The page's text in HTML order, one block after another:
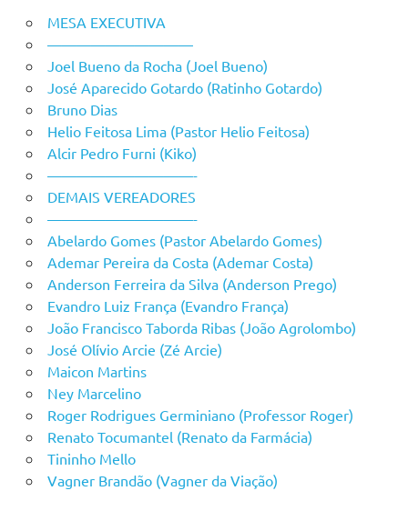
MESA EXECUTIVA
——————————
Joel Bueno da Rocha (Joel Bueno)
José Aparecido Gotardo (Ratinho Gotardo)
Bruno Dias
Helio Feitosa Lima (Pastor Helio Feitosa)
Alcir Pedro Furni (Kiko)
——————————-
DEMAIS VEREADORES
——————————-
Abelardo Gomes (Pastor Abelardo Gomes)
Ademar Pereira da Costa (Ademar Costa)
Anderson Ferreira da Silva (Anderson Prego)
Evandro Luiz França (Evandro França)
João Francisco Taborda Ribas (João Agrolombo)
José Olívio Arcie (Zé Arcie)
Maicon Martins
Ney Marcelino
Roger Rodrigues Germiniano (Professor Roger)
Renato Tocumantel (Renato da Farmácia)
Tininho Mello
Vagner Brandão (Vagner da Viação)